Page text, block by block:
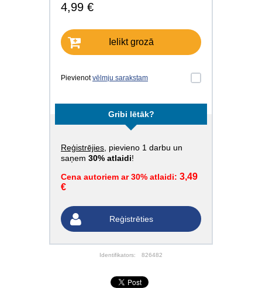
4,99 €
Ielikt grozā
Pievienotvēlmju sarakstam
Gribi lētāk?
Reģistrējies , pievieno 1 darbu un
saņem 30% atlaidi!
Cena autoriem ar 30% atlaidi: 3,49
€
Reģistrēties
Identifikators: 826482